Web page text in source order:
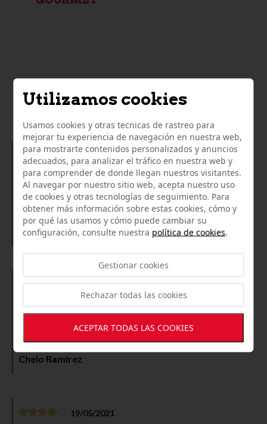
LO QUE OPINAN NUESTROS
CLIENTES
01/02/2021
Productos de excelente calidad a buen precio. La
atención recibida, muy amable y servicial. Es la segunda
vez que hago un pedido online con ellos y no podemos
quedar más contentos. Paquete bien embalado y envío
muy rápido. Gracias.
Mocana2403
agradable , en fin todo de 10, volveré a repetir sin ninguna
Chelo Ramirez
19/05/2021
Utilizamos cookies
Usamos cookies y otras tecnicas de rastreo para
mejorar tu experiencia de navegación en nuestra web,
para mostrarte contenidos personalizados y anuncios
adecuados, para analizar el tráfico en nuestra web y
para comprender de donde llegan nuestros visitantes.
Al navegar por nuestro sitio web, acepta nuestro uso
de cookies y otras tecnologías de seguimiento. Para
obtener más información sobre estas cookies, cómo y
por qué las usamos y cómo puede cambiar su
configuración, consulte nuestra política de cookies.
Gestionar cookies
Rechazar todas las cookies
ACEPTAR TODAS LAS COOKIES